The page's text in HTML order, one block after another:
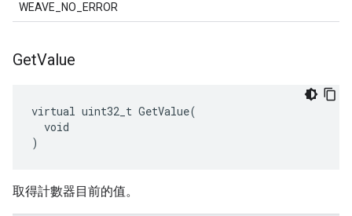
WEAVE_NO_ERROR
GetValue
virtual uint32_t GetValue(
  void
)
取得計數器目前的值。